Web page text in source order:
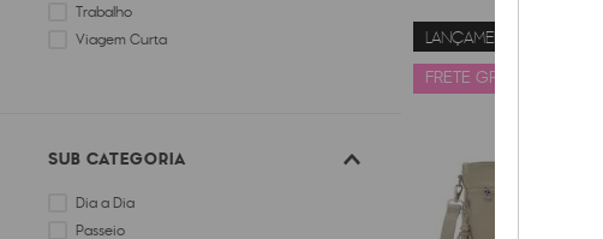
Trabalho
Viagem Curta
SUB CATEGORIA
Dia a Dia
Passeio
LANÇAMENTO
FRETE GRÁTIS